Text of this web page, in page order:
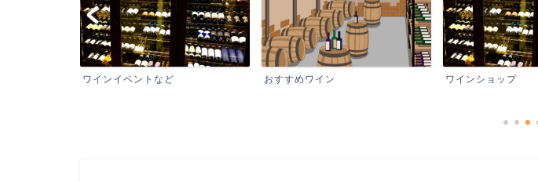
ワインイベントなど おすすめワイン ワインショップ